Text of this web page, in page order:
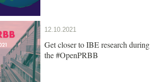
12.10.2021
Get closer to IBE research during
the #OpenPRBB